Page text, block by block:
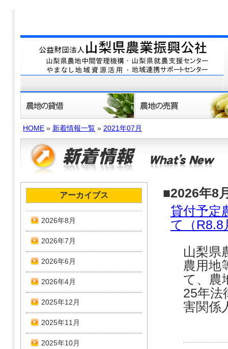
HOME » 新着情報一覧 » 2021年07月
■2026年8
貸付予定
て（R8.8
山梨県
農用地
て、農
25年法
害関係
アーカイブス
2026年8月
2026年7月
2026年6月
2026年4月
2025年12月
2025年11月
2025年10月